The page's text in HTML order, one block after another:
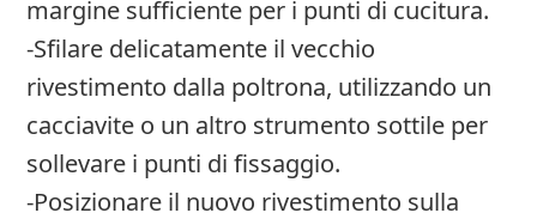
margine sufficiente per i punti di cucitura.
-Sfilare delicatamente il vecchio
rivestimento dalla poltrona, utilizzando un
cacciavite o un altro strumento sottile per
sollevare i punti di fissaggio.
-Posizionare il nuovo rivestimento sulla